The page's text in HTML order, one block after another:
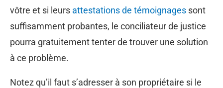
vôtre et si leurs attestations de témoignages sont
suffisamment probantes, le conciliateur de justice
pourra gratuitement tenter de trouver une solution
à ce problème.
Notez qu’il faut s’adresser à son propriétaire si le